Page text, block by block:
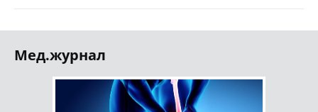
Мед.журнал